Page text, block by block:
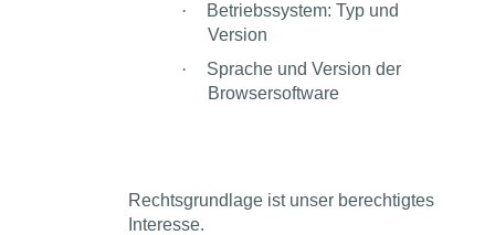
·
Betriebssystem: Typ und
Version
·
Sprache und Version der
Browsersoftware
Rechtsgrundlage ist unser berechtigtes
Interesse.